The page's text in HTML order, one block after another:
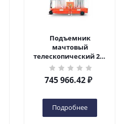
Подъемник
мачтовый
телескопический 200
кг 10 м TOR GTWY10-
200S DC 2-мачтовый
(автономный) (N) в
745 966.42₽
Подробнее